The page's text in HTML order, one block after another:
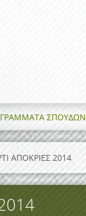
ΣΠΟΥΔΩΝ
ΑΠΟΚΡΙΕΣ 2014